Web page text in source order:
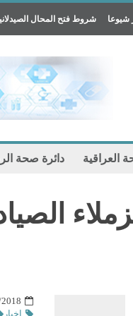
شيوعا شروط فتح المحال
العراقية دائرة صحة
2:22 am
اخبار